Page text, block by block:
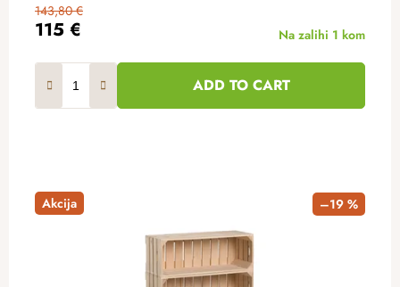
115 €
143,80 €
Na zalihi 1 kom
ADD TO CART
Akcija –19 %